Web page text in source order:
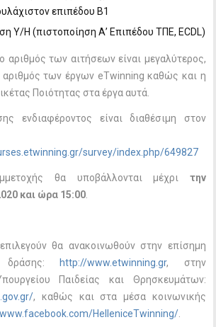
επιπέδου Β1
Υ/Η (πιστοποίηση Α’ Επιπέδου ΤΠΕ, ECDL)
των αιτήσεων είναι μεγαλύτερος,
των έργων eTwinning καθώς και η
Ποιότητας στα έργα αυτά.
ενδιαφέροντος είναι διαθέσιμη στον
survey/index.php/649827
θα υποβάλλονται μέχρι την
και ώρα 15:00.
θα ανακοινωθούν στην επίσημη
δράσης:
http://www.etwinning.gr, στην
Παιδείας και Θρησκευμάτων:
, καθώς και στα μέσα κοινωνικής
HelleniceTwinning/.